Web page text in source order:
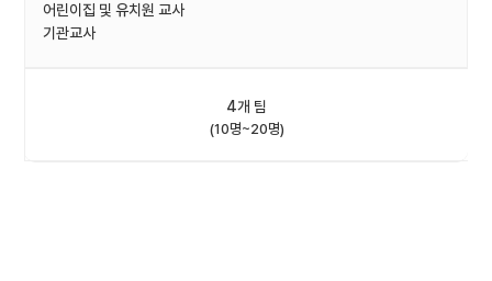
어린이집 및 유치원 교사
기관교사
4개 팀
(10명~20명)